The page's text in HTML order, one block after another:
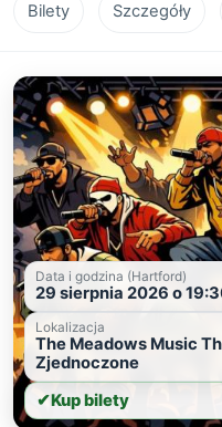
Bilety Szczegóły
Data i godzina (Hartford)
29 sierpnia 2026 o
Lokalizacja
The Meadows Music
Zjednoczone
✔Kup bilety